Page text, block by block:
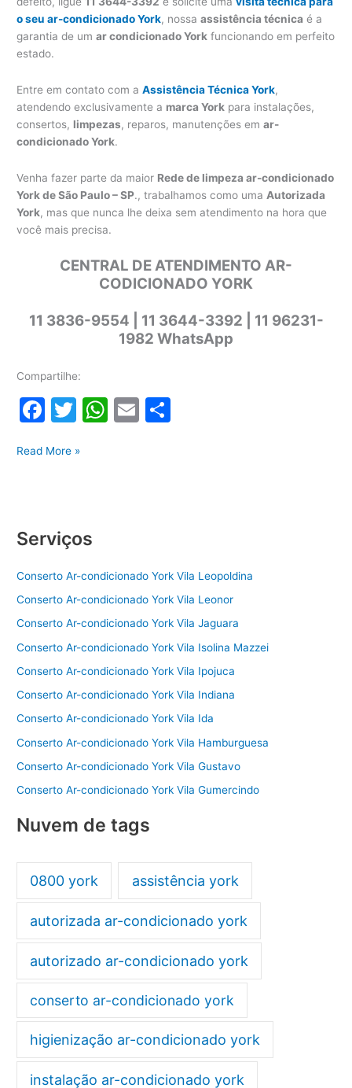
o seu ar-condicionado York, nossaassistência técnica é a
garantia de umar condicionado York funcionando em perfeito
estado.
Entre em contato com aAssistência Técnica York,
atendendo exclusivamente a marca York para instalações,
consertos, limpezas, reparos, manutenções emar-
condicionado York.
Venha fazer parte da maior Rede de limpeza ar-condicionado
York de São Paulo – SP., trabalhamos como uma Autorizada
York, mas que nunca lhe deixa sem atendimento na hora que
você mais precisa.
CENTRAL DE ATENDIMENTO AR-
CODICIONADO YORK
11 3836-9554 | 11 3644-3392 | 11 96231-
1982 WhatsApp
Compartilhe:
F
c
o
k
T
itt
W E
Limpeza
Read More »
Serviços
Conserto Ar-condicionado York Vila Leopoldina
Conserto Ar-condicionado York Vila Leonor
Conserto Ar-condicionado York Vila Jaguara
Conserto Ar-condicionado York Vila Isolina Mazzei
Conserto Ar-condicionado York Vila Ipojuca
Conserto Ar-condicionado York Vila Indiana
Conserto Ar-condicionado York Vila Ida
Conserto Ar-condicionado York Vila Hamburguesa
Conserto Ar-condicionado York Vila Gustavo
Conserto Ar-condicionado York Vila Gumercindo
Nuvem de tags
0800 york assistência york
autorizada ar-condicionado york
autorizado ar-condicionado york
conserto ar-condicionado york
higienização ar-condicionado york
instalação ar-condicionado york